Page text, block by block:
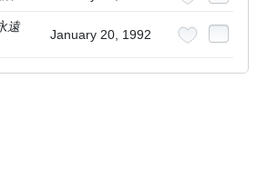
遠
January 20, 1992